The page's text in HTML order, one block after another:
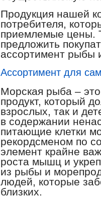
Продукция нашей
потребителя,
приемлемые цены.
предложить
ассортимент рыбы
Ассортимент для
Морская рыба –
продукт, который
взрослых, так и
в содержании
питающие клетки
рекордсменом по
элемент крайне
роста мышц и
из рыбы и
людей, которые
близких.